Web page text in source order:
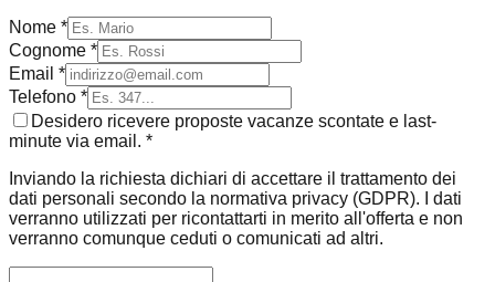
Nome *
Cognome *
Email *
Telefono *
Desidero ricevere proposte vacanze scontate e last-
minute via email. *
Inviando la richiesta dichiari di accettare il trattamento dei
dati personali secondo la normativa privacy (GDPR). I dati
verranno utilizzati per ricontattarti in merito all'offerta e non
verranno comunque ceduti o comunicati ad altri.